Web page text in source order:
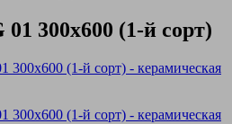
300х600 (1-й сорт)